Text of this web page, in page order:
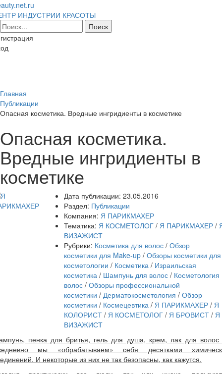
ИНДУСТРИИ КРАСОТЫ
Главная
Публикации
Опасная косметика. Вредные ингридиенты в косметике
Опасная косметика.
Вредные ингридиенты в
косметике
Дата публикации: 23.05.2016
Раздел: Публикации
Компания: Я ПАРИКМАХЕР
Тематика: Я КОСМЕТОЛОГ / Я ПАРИКМАХЕР /
ВИЗАЖИСТ
Рубрики: Косметика для волос / Обзор
косметики для Make-up / Обзоры косметики для
косметологии / Косметика / Израильская
косметика / Шампунь для волос / Косметология
волос / Обзоры профессиональной
косметики / Дерматокосметология / Обзор
косметики / Космецевтика / Я ПАРИКМАХЕР / Я
КОЛОРИСТ / Я КОСМЕТОЛОГ / Я БРОВИСТ / Я
ВИЗАЖИСТ
пенка для бритья, гель для душа, крем, лак для
мы «обрабатываем» себя десятками
И некоторые из них не так безопасны, как кажутся.